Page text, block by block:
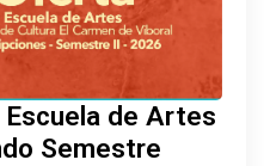
de Artes
Semestre